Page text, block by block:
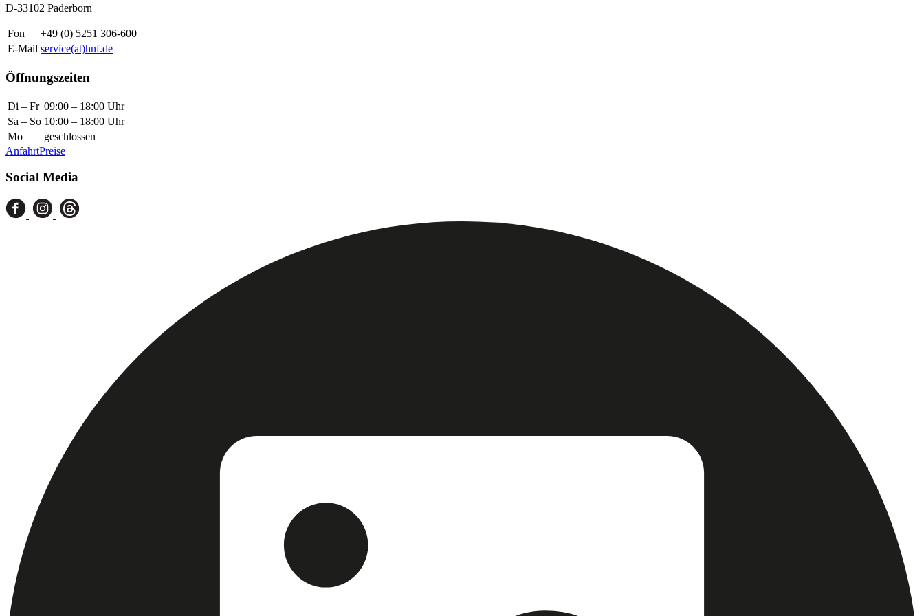
D-33102 Paderborn
Fon
+49 (0) 5251 306-600
E-Mail service(at)hnf.de
Öffnungszeiten
Di – Fr 09:00 – 18:00 Uhr
Sa – So 10:00 – 18:00 Uhr
Mo
geschlossen
AnfahrtPreise
Social Media